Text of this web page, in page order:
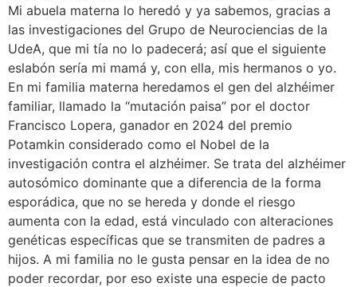
Mi abuela materna lo heredó y ya sabemos, gracias a
las investigaciones del Grupo de Neurociencias de la
UdeA, que mi tía no lo padecerá; así que el siguiente
eslabón sería mi mamá y, con ella, mis hermanos o yo.
En mi familia materna heredamos el gen del alzhéimer
familiar, llamado la “mutación paisa” por el doctor
Francisco Lopera, ganador en 2024 del premio
Potamkin considerado como el Nobel de la
investigación contra el alzhéimer. Se trata del alzhéimer
autosómico dominante que a diferencia de la forma
esporádica, que no se hereda y donde el riesgo
aumenta con la edad, está vinculado con alteraciones
genéticas específicas que se transmiten de padres a
hijos. A mi familia no le gusta pensar en la idea de no
poder recordar, por eso existe una especie de pacto